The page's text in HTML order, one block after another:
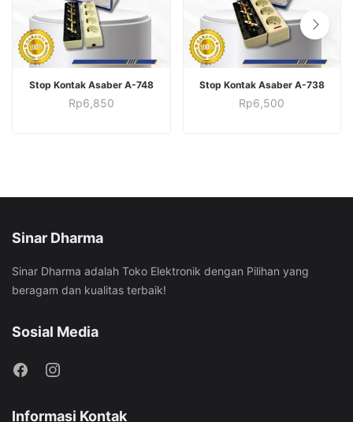
ADD TO CART
Stop Kontak Asaber A-748
Rp6,850
ADD TO CART
Stop Kontak Asaber A-738
Rp6,500
Sinar Dharma
Sinar Dharma adalah Toko Elektronik dengan Pilihan yang
beragam dan kualitas terbaik!
Sosial Media
Informasi Kontak